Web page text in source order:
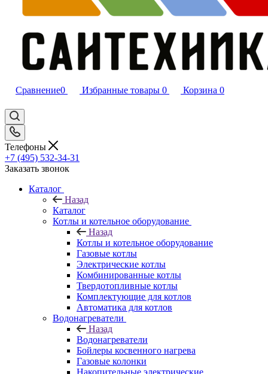
Сравнение0 Избранные товары 0 Корзина 0
Телефоны
+7 (495) 532‑34‑31
Заказать звонок
Каталог
Назад
Каталог
Котлы и котельное оборудование
Назад
Котлы и котельное оборудование
Газовые котлы
Электрические котлы
Комбинированные котлы
Твердотопливные котлы
Комплектующие для котлов
Автоматика для котлов
Водонагреватели
Назад
Водонагреватели
Бойлеры косвенного нагрева
Газовые колонки
Накопительные электрические